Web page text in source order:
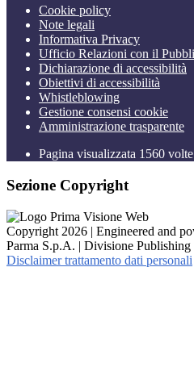
Cookie policy
Note legali
Informativa Privacy
Ufficio Relazioni con il
Dichiarazione di accessibilità
Obiettivi di accessibilità
Whistleblowing
Gestione consensi cookie
Amministrazione trasparente
Pagina visualizzata 1560 volte
Sezione Copyright
Copyright 2026 | Engineered and
Parma S.p.A. | Divisione
Disclaimer trattamento dati personali